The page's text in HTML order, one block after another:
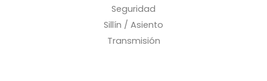
Seguridad
Sillín / Asiento
Transmisión